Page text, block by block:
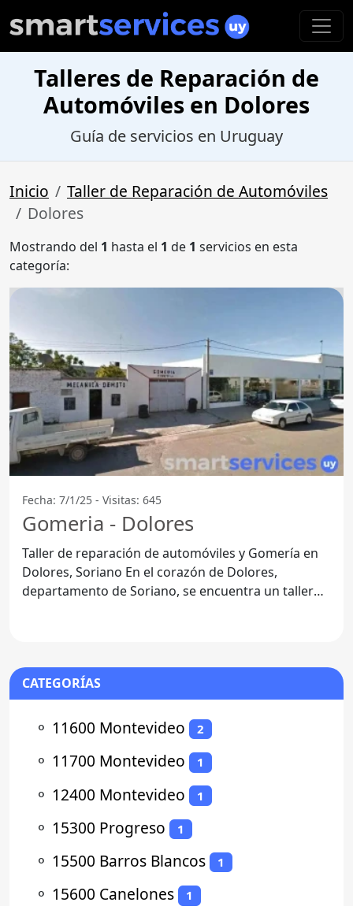
Talleres de Reparación de
Automóviles en Dolores
Guía de servicios en Uruguay
Inicio
Taller de Reparación de Automóviles
Dolores
Mostrando del 1 hasta el 1 de 1 servicios en esta
categoría:
Fecha: 7/1/25 - Visitas: 645
Gomeria - Dolores
Taller de reparación de automóviles y Gomería en
Dolores, Soriano En el corazón de Dolores,
departamento de Soriano, se encuentra un taller
CATEGORÍAS
⚬ 11600 Montevideo 2
⚬ 11700 Montevideo 1
⚬ 12400 Montevideo 1
⚬ 15300 Progreso 1
⚬ 15500 Barros Blancos 1
⚬ 15600 Canelones 1